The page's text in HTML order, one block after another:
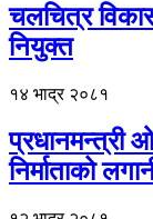
चलचित्र
नियुक्त
१४ भाद्र २०८१
प्रधानमन्त्री
निर्माताको